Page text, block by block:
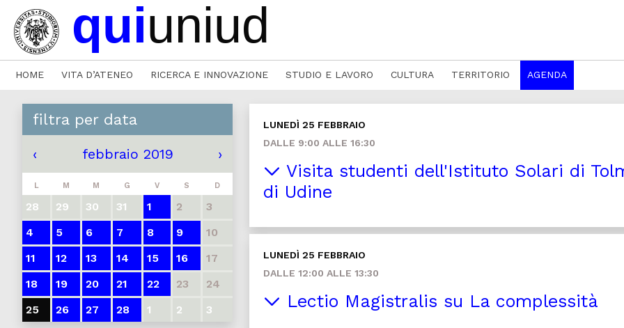
HOME VITA D’ATENEO RICERCA E INNOVAZIONE STUDIO E LAVORO CULTURA TERRITORIO AGENDA
filtra per data
‹ febbraio 2019 ›
L M M G V S D
28 29 30 31 1 2
3
4
5 6 7 8 9
10
11
12 13 14 15 16
17
18
19 20 21 22 23
24
25
26 27 28 1 2 3
LUNEDÌ 25 FEBBRAIO
DALLE 9:00 ALLE 16:30
Visita studenti dell'Istituto Solari di
di Udine
LUNEDÌ 25 FEBBRAIO
DALLE 12:00 ALLE 13:30
Lectio Magistralis su La complessità